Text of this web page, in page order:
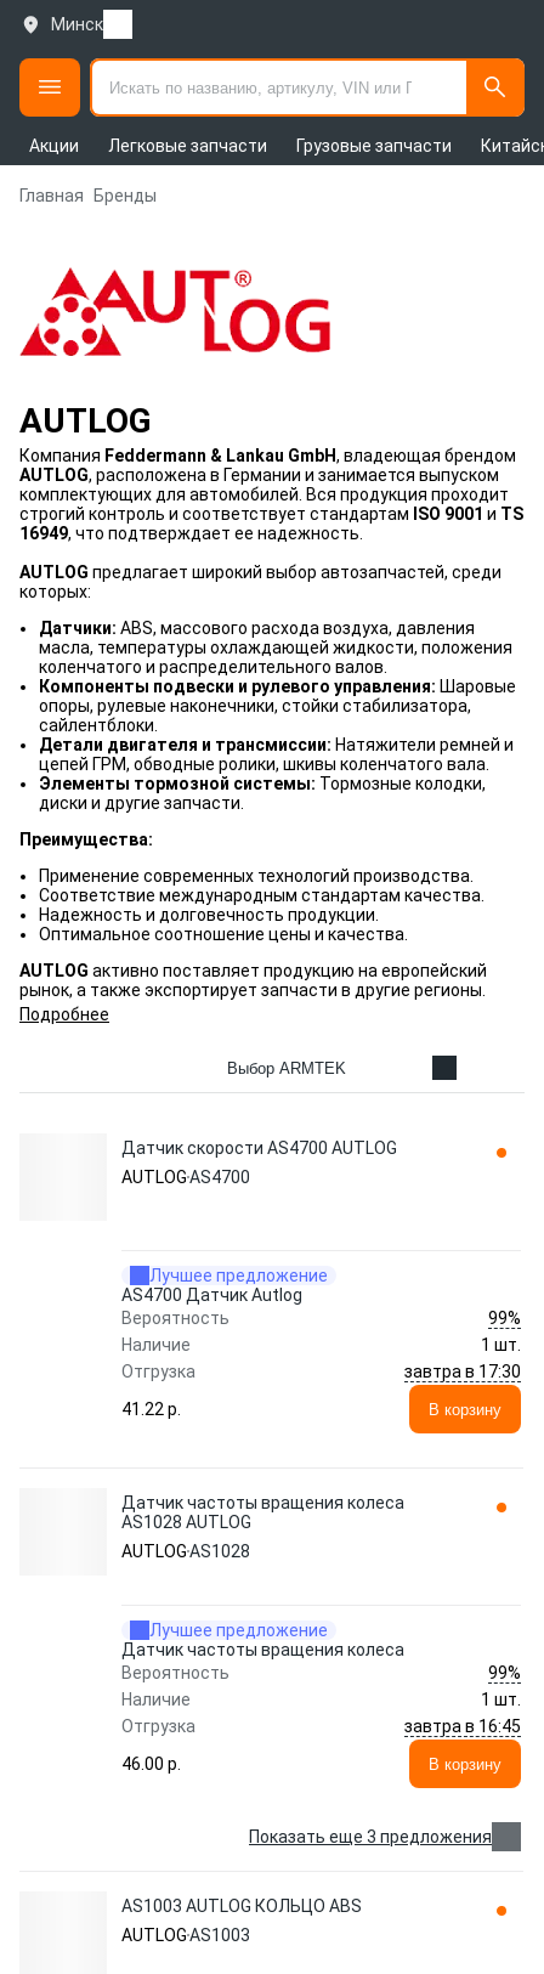
Минск
Акции Легковые запчасти Грузовые запчасти
Главная Бренды
AUTLOG
Компания Feddermann & Lankau GmbH, владеющая брендом
AUTLOG, расположена в Германии и занимается выпуском
комплектующих для автомобилей. Вся продукция проходит
строгий контроль и соответствует стандартам ISO 9001 и TS
16949, что подтверждает ее надежность.
AUTLOG предлагает широкий выбор автозапчастей, среди
которых:
Датчики: ABS, массового расхода воздуха, давления
масла, температуры охлаждающей жидкости, положения
коленчатого и распределительного валов.
Компоненты подвески и рулевого управления: Шаровые
опоры, рулевые наконечники, стойки стабилизатора,
сайлентблоки.
Детали двигателя и трансмиссии: Натяжители ремней и
цепей ГРМ, обводные ролики, шкивы коленчатого вала.
Элементы тормозной системы: Тормозные колодки,
диски и другие запчасти.
Преимущества:
Применение современных технологий производства.
Соответствие международным стандартам качества.
Надежность и долговечность продукции.
Оптимальное соотношение цены и качества.
AUTLOG активно поставляет продукцию на европейский
рынок, а также экспортирует запчасти в другие регионы.
Подробнее
Выбор ARMTEK
Датчик скорости AS4700 AUTLOG
AUTLOGAS4700
Лучшее предложение
AS4700 Датчик Autlog
Вероятность
99%
Наличие
1 шт.
Отгрузка
завтра в 17:30
41.22 p.
В корзину
Датчик частоты вращения колеса
AS1028 AUTLOG
AUTLOGAS1028
Лучшее предложение
Датчик частоты вращения колеса
Вероятность
99%
Наличие
1 шт.
Отгрузка
завтра в 16:45
46.00 p.
В корзину
Показать еще 3 предложения
AS1003 AUTLOG КОЛЬЦО ABS
AUTLOGAS1003